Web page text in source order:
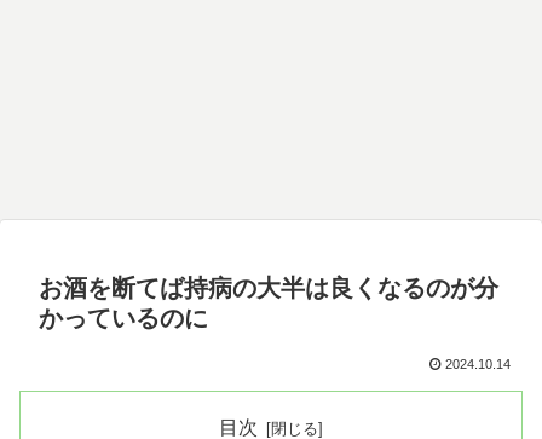
お酒を断てば持病の大半は良くなるのが分
かっているのに
2024.10.14
目次